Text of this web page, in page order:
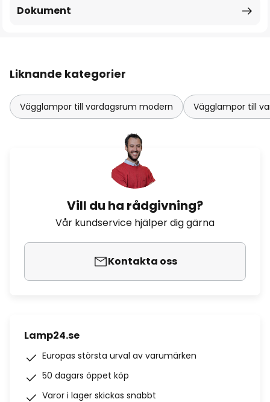
Dokument
Liknande kategorier
Vägglampor till vardagsrum modern Vägglampor till
Vill du ha rådgivning?
Vår kundservice hjälper dig gärna
Kontakta oss
Lamp24.se
Europas största urval av varumärken
50 dagars öppet köp
Varor i lager skickas snabbt